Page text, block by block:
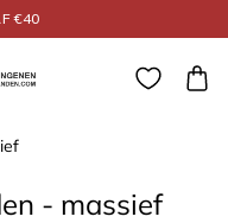
925 ZILVER
- massief